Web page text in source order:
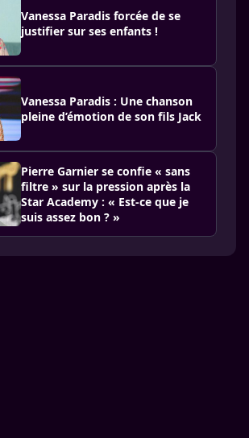
Vanessa Paradis forcée de se
justifier sur ses enfants !
Vanessa Paradis : Une chanson
pleine d’émotion de son fils Jack
Pierre Garnier se confie « sans
filtre » sur la pression après la
Star Academy : « Est-ce que je
suis assez bon ? »